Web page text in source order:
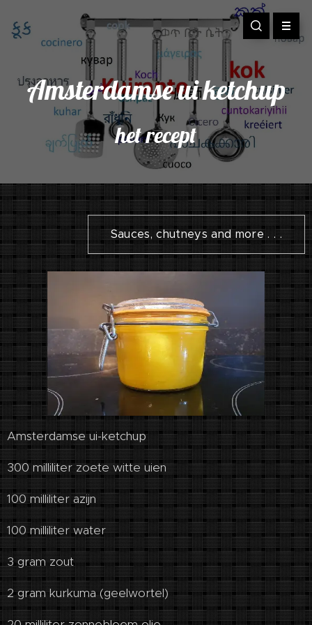
Amsterdamse ui ketchup
het recept
Sauces, chutneys and more . . .
Amsterdamse ui-ketchup
300 milliliter zoete witte uien
100 milliliter azijn
100 milliliter water
3 gram zout
2 gram kurkuma (geelwortel)